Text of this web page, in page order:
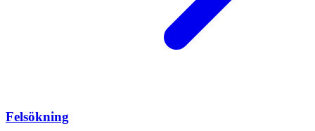
Felsökning